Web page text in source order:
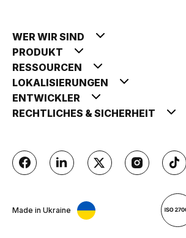
WER WIR SIND
PRODUKT
RESSOURCEN
LOKALISIERUNGEN
ENTWICKLER
RECHTLICHES & SICHERHEIT
Made in Ukraine